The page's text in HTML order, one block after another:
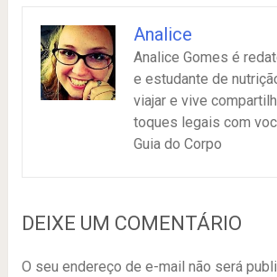
Analice
Analice Gomes é
e estudante de
viajar e vive
toques legais com
Guia do Corpo
DEIXE UM COMENTÁRIO
O seu endereço de e-mail não será